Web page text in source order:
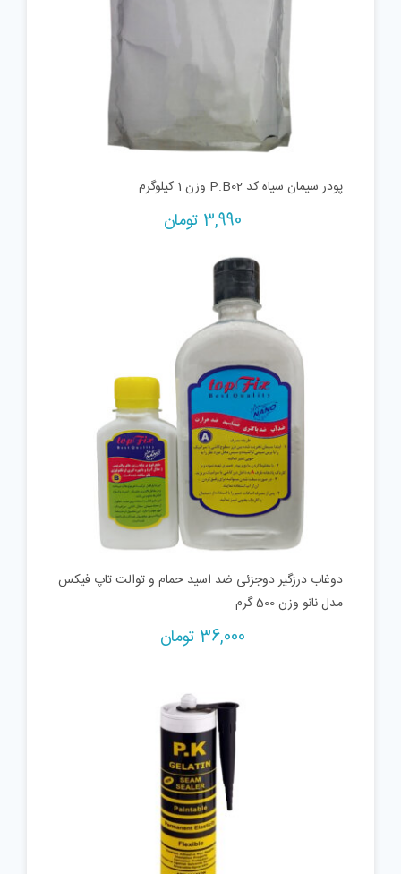
پودر سیمان سیاه کد P.B02 وزن 1 کیلوگرم
3,990 تومان
دوغاب درزگیر دوجزئی ضد اسید حمام و توالت تاپ فیکس
مدل نانو وزن 500 گرم
36,000 تومان